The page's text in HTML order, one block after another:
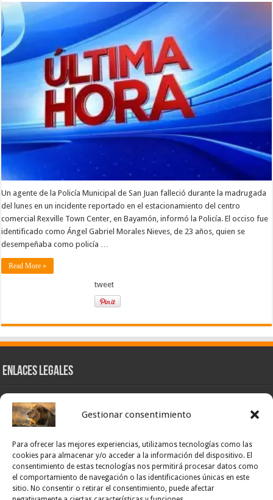
Gestionar consentimiento
Para ofrecer las mejores experiencias, utilizamos tecnologías como las
cookies para almacenar y/o acceder a la información del dispositivo. El
consentimiento de estas tecnologías nos permitirá procesar datos como
el comportamiento de navegación o las identificaciones únicas en este
sitio. No consentir o retirar el consentimiento, puede afectar
Un agente de la Policía Municipal de San Juan falleció durante la madrugada
del lunes en un incidente reportado en el estacionamiento del centro
comercial Rexville Town Center, en Bayamón, informó la Policía. El occiso fue
identificado como Ángel Gabriel Morales Nieves, de 23 años, quien se
desempeñaba como policía …
Read More »
tweet
Enlaces Legales
Nuestra Esencia
Pulso Global
POLÍTICA DE PRIVACIDAD – NOTICIAS PONCE OFICIAL
TÉRMINOS Y CONDICIONES – NOTICIAS PONCE OFICIAL
Opt-out preferences